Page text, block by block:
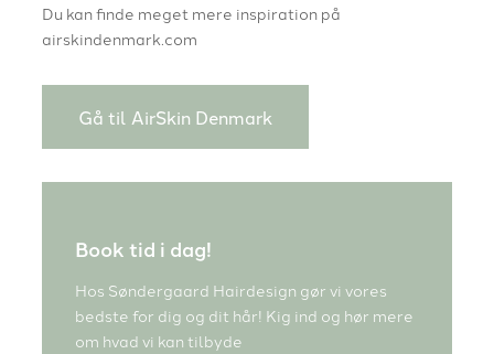
Du kan finde meget mere inspiration på
airskindenmark.com
Gå til AirSkin Denmark
Book tid i dag!
Hos Søndergaard Hairdesign gør vi vores
bedste for dig og dit hår! Kig ind og hør mere
om hvad vi kan tilbyde